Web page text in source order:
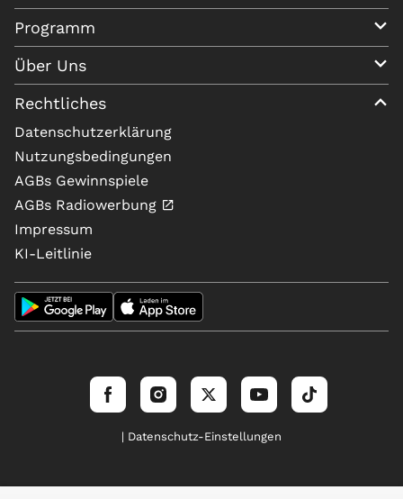
Programm
Über Uns
Rechtliches
Datenschutzerklärung
Nutzungsbedingungen
AGBs Gewinnspiele
AGBs Radiowerbung
Impressum
KI-Leitlinie
| Datenschutz-Einstellungen